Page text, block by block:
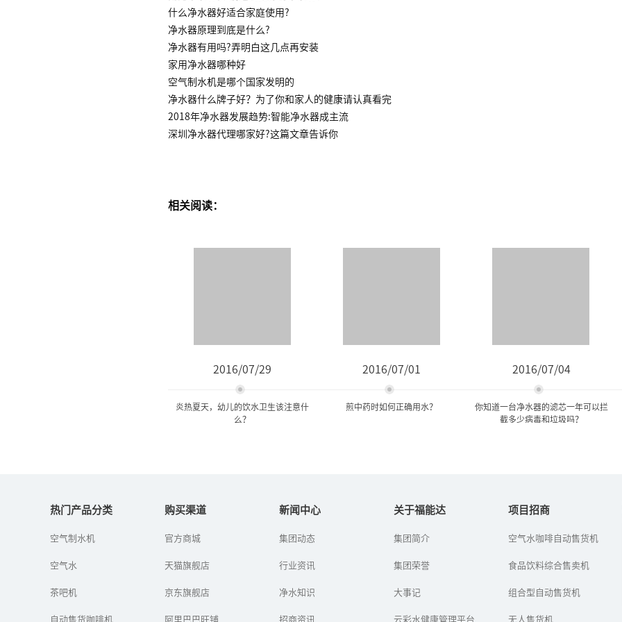
什么净水器好适合家庭使用?
净水器原理到底是什么?
净水器有用吗?弄明白这几点再安装
家用净水器哪种好
空气制水机是哪个国家发明的
净水器什么牌子好？为了你和家人的健康请认真看完
2018年净水器发展趋势:智能净水器成主流
深圳净水器代理哪家好?这篇文章告诉你
相关阅读：
2016/07/29
炎热夏天，幼儿的饮水卫生该注意什
么？
幼儿夏季饮水常常有许多
式不同，幼儿尤其是婴幼
家长往往误认为是饥饿，
2016/07/01
煎中药时如何正确用水？
究。不像现在，不论煎何
而服用，疗效便打了折
2016/07/04
你知道一台净水器的滤芯一年可以拦
截多少病毒和垃圾吗？
你知道一台净水器的滤芯
垃圾吗？
热门产品分类
空气制水机
空气水
茶吧机
自动售货咖啡机
购买渠道
官方商城
天猫旗舰店
京东旗舰店
阿里巴巴旺铺
新闻中心
集团动态
行业资讯
净水知识
招商资讯
关于福能达
集团简介
集团荣誉
大事记
云彩水健康管理平台
项目招商
空气水咖啡自动售货机
食品饮料综合售卖机
组合型自动售货机
无人售货机